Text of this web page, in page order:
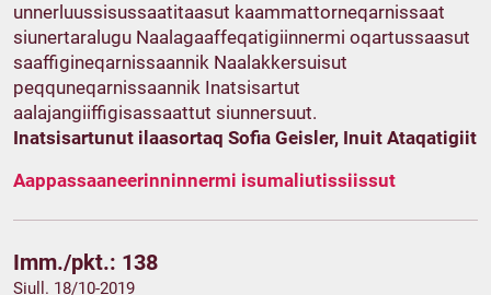
unnerluussisussaatitaasut kaammattorneqarnissaat
siunertaralugu Naalagaaffeqatigiinnermi oqartussaasut
saaffigineqarnissaannik Naalakkersuisut
peqquneqarnissaannik Inatsisartut
aalajangiiffigisassaattut siunnersuut.
Inatsisartunut ilaasortaq Sofia Geisler, Inuit Ataqatigiit
Aappassaaneerinninnermi isumaliutissiissut
Imm./pkt.: 138
Siull. 18/10-2019